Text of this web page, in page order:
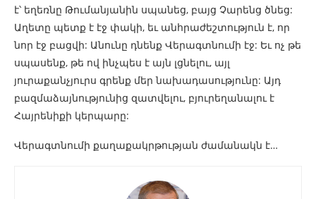
է՝ եղեռնը Թումանյանին սպանեց, բայց Չարենց ծնեց:
Աղետը պետք է էջ փակի, եւ անհրաժեշտություն է, որ
նոր էջ բացվի: Անունը դնենք Վերագտնումի էջ: Եւ ոչ թե
սպասենք, թե ով ինչպես է այն լցնելու, այլ
յուրաքանչյուրս գրենք մեր նախադասությունը: Այդ
բազմաձայնությունից զատվելու, բյուրեղանալու է
Հայրենիքի կերպարը:
Վերագտնումի քաղաքակրթության ժամանակն է…